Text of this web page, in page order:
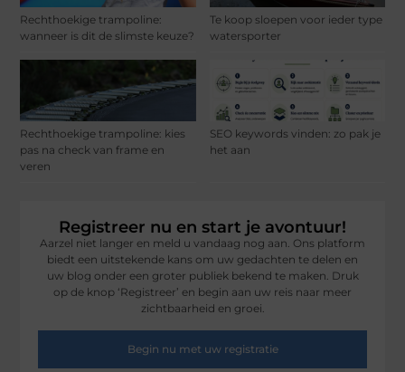
Rechthoekige trampoline:
wanneer is dit de slimste keuze?
Te koop sloepen voor ieder type
watersporter
Rechthoekige trampoline: kies
pas na check van frame en
veren
SEO keywords vinden: zo pak je
het aan
Registreer nu en start je avontuur!
Aarzel niet langer en meld u vandaag nog aan. Ons platform
biedt een uitstekende kans om uw gedachten te delen en
uw blog onder een groter publiek bekend te maken. Druk
op de knop ‘Registreer’ en begin aan uw reis naar meer
zichtbaarheid en groei.
Begin nu met uw registratie